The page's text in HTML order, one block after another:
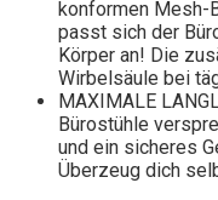
konformen Mesh-
passt sich der
Körper an! Die
Wirbelsäule bei
MAXIMALE
Bürostühle
und ein sicheres
Überzeug dich